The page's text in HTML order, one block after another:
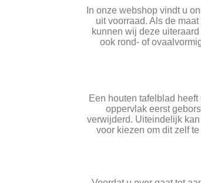
In onze webshop vindt u
uit voorraad. Als de
kunnen wij deze
ook rond- of
Een houten tafelblad
oppervlak eerst
verwijderd. Uiteindelijk
voor kiezen om dit zelf